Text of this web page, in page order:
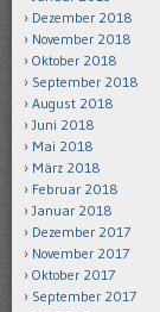
Dezember 2018
November 2018
Oktober 2018
September 2018
August 2018
Juni 2018
Mai 2018
März 2018
Februar 2018
Januar 2018
Dezember 2017
November 2017
Oktober 2017
September 2017